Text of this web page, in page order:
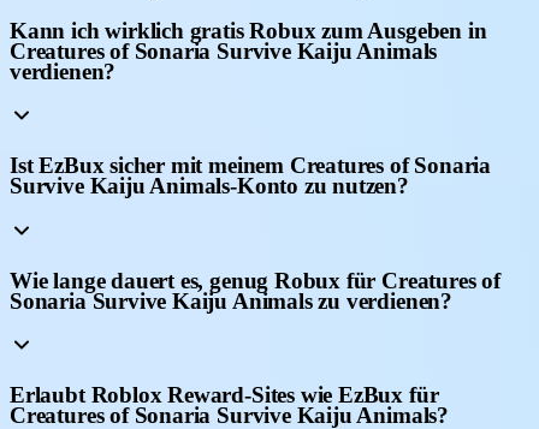
Kann ich wirklich gratis Robux zum Ausgeben in
Creatures of Sonaria Survive Kaiju Animals
verdienen?
Ist EzBux sicher mit meinem Creatures of Sonaria
Survive Kaiju Animals-Konto zu nutzen?
Wie lange dauert es, genug Robux für Creatures of
Sonaria Survive Kaiju Animals zu verdienen?
Erlaubt Roblox Reward-Sites wie EzBux für
Creatures of Sonaria Survive Kaiju Animals?